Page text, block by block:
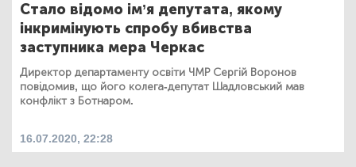
Стало відомо ім’я депутата, якому
інкримінують спробу вбивства
заступника мера Черкас
Директор департаменту освіти ЧМР Сергій Воронов
повідомив, що його колега-депутат Шадловський мав
конфлікт з Ботнаром.
16.07.2020, 22:28